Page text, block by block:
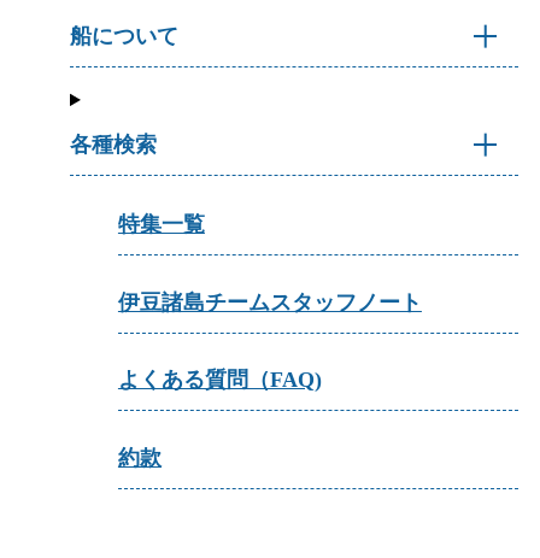
船について
各種検索
特集一覧
伊豆諸島チームスタッフノート
よくある質問（FAQ)
約款